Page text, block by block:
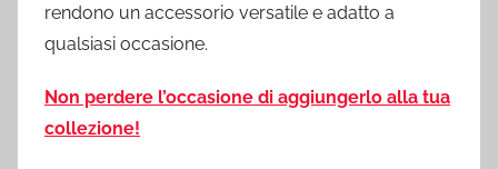
rendono un accessorio versatile e adatto a
qualsiasi occasione.
Non perdere l’occasione di aggiungerlo alla tua
collezione!